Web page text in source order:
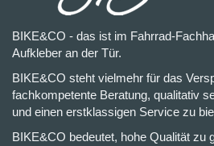
BIKE&CO - das ist im Fahrrad-
Aufkleber an der Tür.
BIKE&CO steht vielmehr für das
fachkompetente Beratung, qualitativ
und einen erstklassigen Service zu
BIKE&CO bedeutet, hohe Qualität zu